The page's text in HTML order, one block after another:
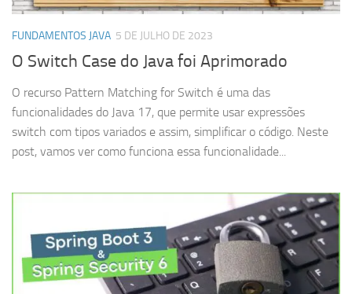
FUNDAMENTOS JAVA 5 DE JULHO DE 2023
O Switch Case do Java foi Aprimorado
O recurso Pattern Matching for Switch é uma das
funcionalidades do Java 17, que permite usar expressões
switch com tipos variados e assim, simplificar o código. Neste
post, vamos ver como funciona essa funcionalidade...